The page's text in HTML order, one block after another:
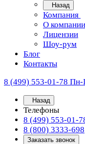
Назад
Компания
О компании
Лицензии
Шоу-рум
Блог
Контакты
8 (499) 553-01-78 Пн-
Назад
Телефоны
8 (499) 553-01-
8 (800) 3333-698
Заказать звонок